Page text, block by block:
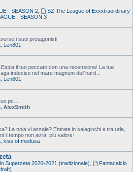
- SEASON 2,
SZ The League of Exxxtraordinary
- SEASON 3
i suoi protagonisti
Len801
il tuo peccato con una recensione! La tua
indeciso nel mare magnum dell'hard...
Len801
pc...
AlexSmith
La noia vi assale? Entrate in salagiochi e tra urla,
il tempo non avrà più valore!
kiss of medusa
Superzeta 2020-2021 (tradizionale)
Fantacalcio